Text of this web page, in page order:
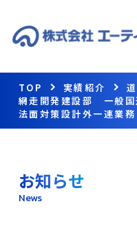
TOP 実績紹介
網走開発建設部 一般
法面対策設計外一連業務
お知らせ
News